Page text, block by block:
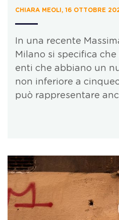
CHIARA MEOLI, 16 OTTOBRE
In una recente
Milano si specifica
enti che abbiano un
non inferiore a
può rappresentare